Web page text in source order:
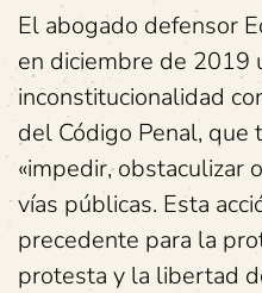
El abogado defensor
en diciembre de 2019
inconstitucionalidad
del Código Penal, que
«impedir, obstaculizar
vías públicas. Esta
precedente para la
protesta y la libertad